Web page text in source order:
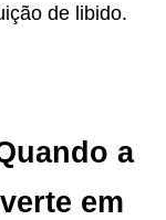
de libido.
a
em